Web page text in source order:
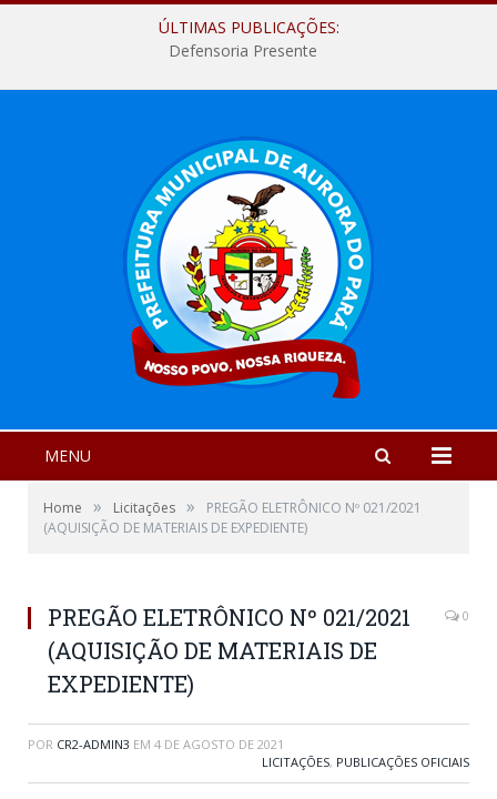
ÚLTIMAS PUBLICAÇÕES:
Defensoria Presente
MENU
Home » Licitações »
PREGÃO ELETRÔNICO Nº 021/2021
(AQUISIÇÃO DE MATERIAIS DE EXPEDIENTE)
PREGÃO ELETRÔNICO Nº 021/2021
(AQUISIÇÃO DE MATERIAIS DE
EXPEDIENTE)
0
POR CR2-ADMIN3 EM 4 DE AGOSTO DE 2021
LICITAÇÕES, PUBLICAÇÕES OFICIAIS